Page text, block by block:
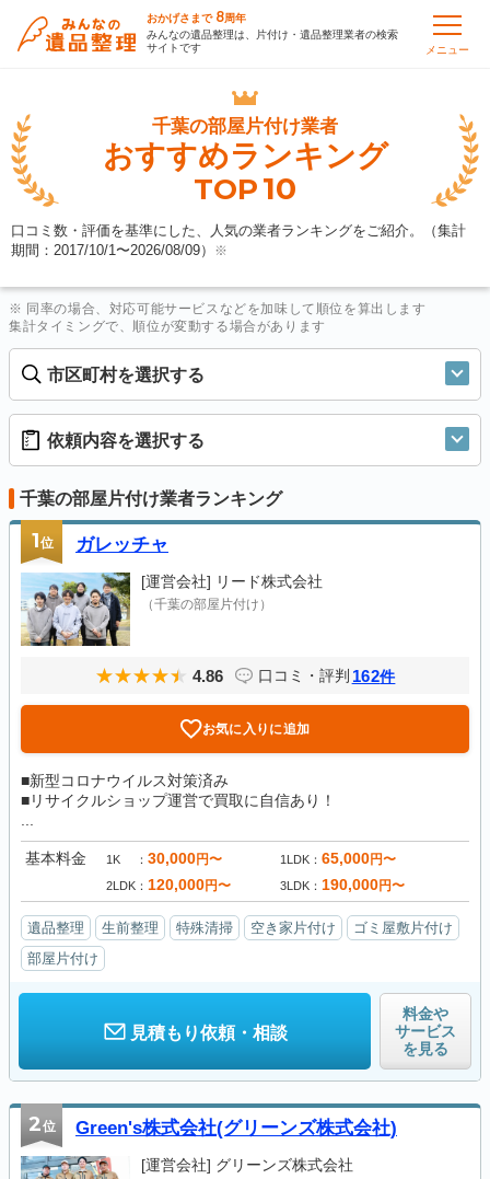
おかげさまで 8周年
みんなの遺品整理は、片付け・遺品整理業者の検索
サイトです
メニュー
千葉の部屋片付け業者
おすすめランキング
TOP10
口コミ数・評価を基準にした、人気の業者ランキングをご紹介。（集計
期間：2017/10/1〜2026/08/09） ※
※ 同率の場合、対応可能サービスなどを加味して順位を算出します
集計タイミングで、順位が変動する場合があります
市区町村を選択する
依頼内容を選択する
千葉の部屋片付け業者ランキング
1位 ガレッチャ
[運営会社] リード株式会社
（千葉の部屋片付け）
4.86 口コミ・評判 162件
お気に入りに追加
■新型コロナウイルス対策済み
■リサイクルショップ運営で買取に自信あり！
基本料金 1K 30,000円〜 1LDK 65,000円〜
2LDK 120,000円〜 3LDK 190,000円〜
遺品整理 生前整理 特殊清掃 空き家片付け
ゴミ屋敷片付け
部屋片付け
見積もり依頼・相談
料金や
サービス
を見る
2位 Green's株式会社(グリーンズ株式会社)
[運営会社] グリーンズ株式会社